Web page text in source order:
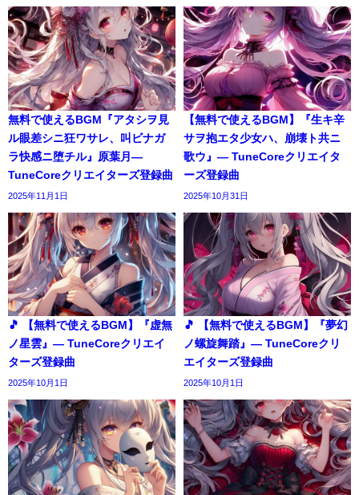
無料で使えるBGM『アタシヲ見
ル眼差シニ狂ワサレ、叫ビナガ
ラ快感ニ堕チル』原葉月―
TuneCoreクリエイターズ登録曲
2025年11月1日
【無料で使えるBGM】『生キ辛
サヲ抱エタ少女ハ、崩壊ト共ニ
歌ウ』― TuneCoreクリエイタ
ーズ登録曲
2025年10月31日
🎵 【無料で使えるBGM】『虚無
ノ星雲』― TuneCoreクリエイ
ターズ登録曲
2025年10月1日
🎵 【無料で使えるBGM】『夢幻
ノ螺旋舞踏』― TuneCoreクリ
エイターズ登録曲
2025年10月1日